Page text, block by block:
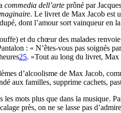
commedia dell’arte prôné par
Le livret de Max Jacob est
dont l’amour sort vainqueur en
et du chœur des malades
: « N’êtes-vous pas soignés
25. »Tout au long du livret,
d’alcoolisme de Max Jacob,
aux familles, supprime cachets,
mots plus que dans la musique.
près, on ne se lasse pas